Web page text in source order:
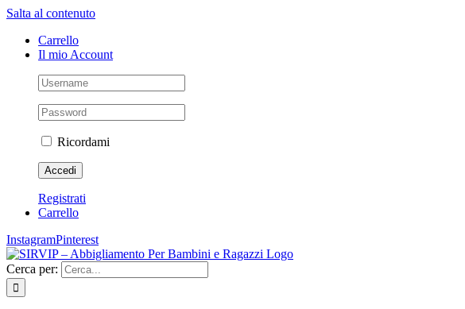
Salta al contenuto
Carrello
Il mio Account
Ricordami
Registrati
Carrello
InstagramPinterest
Cerca per: